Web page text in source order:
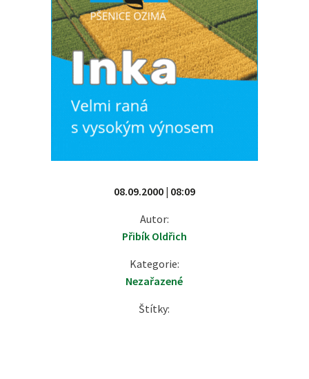
08.09.2000 | 08:09
Autor:
Přibík Oldřich
Kategorie:
Nezařazené
Štítky: